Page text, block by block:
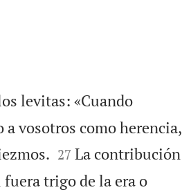
levitas: «Cuando
vosotros como herencia,

27 La contribución
trigo de la era o